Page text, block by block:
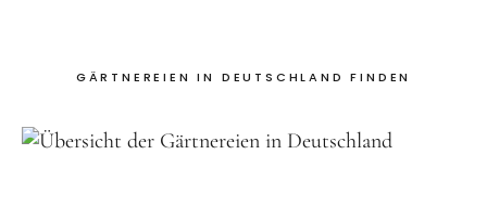
GÄRTNEREIEN IN DEUTSCHLAND FINDEN